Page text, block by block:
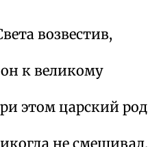
возвестив,
к великому
этом царский род
не смешивал.